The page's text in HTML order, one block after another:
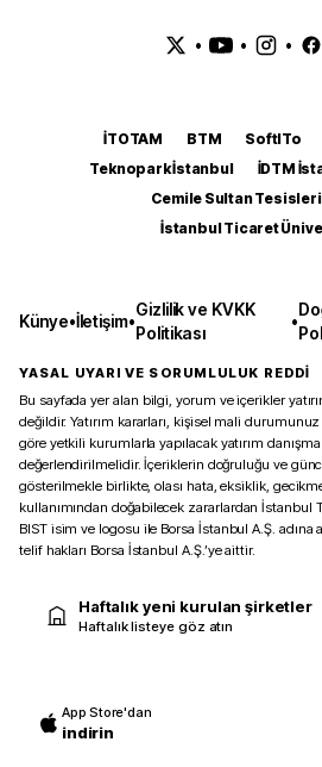
• • •
İTOTAM BTM SoftITo
Teknopark İstanbul
İDTM
Cemile Sultan Tesisleri
İstanbul Ticaret
Künye•İletişim•
Gizlilik ve KVKK
Politikası
•
YASAL UYARI VE SORUMLULUK REDDİ
Bu sayfada yer alan bilgi, yorum ve içerikler
değildir. Yatırım kararları, kişisel mali
göre yetkili kurumlarla yapılacak yatırım
değerlendirilmelidir. İçeriklerin doğruluğu ve
gösterilmekle birlikte, olası hata, eksiklik,
kullanımından doğabilecek zararlardan İstanbul
BIST isim ve logosu ile Borsa İstanbul A.Ş.
telif hakları Borsa İstanbul A.Ş.’ye aittir.
Haftalık yeni kurulan şirketler
Haftalık listeye göz atın
App Store'dan
indirin